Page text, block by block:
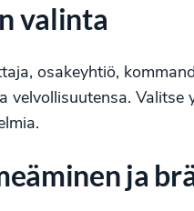
valinta
osakeyhtiö,
velvollisuutensa.
ja